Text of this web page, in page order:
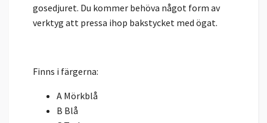
gosedjuret. Du kommer behöva något form av
verktyg att pressa ihop bakstycket med ögat.
Finns i färgerna:
A Mörkblå
B Blå